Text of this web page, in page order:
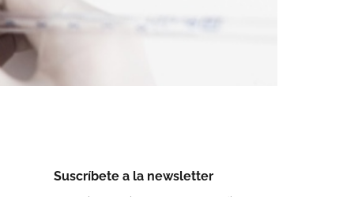
Suscríbete a la newsletter